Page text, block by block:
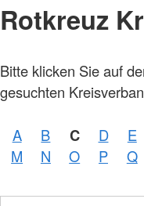
Rotkreuz
Bitte klicken Sie auf
gesuchten
A B C D E
M
N O P Q